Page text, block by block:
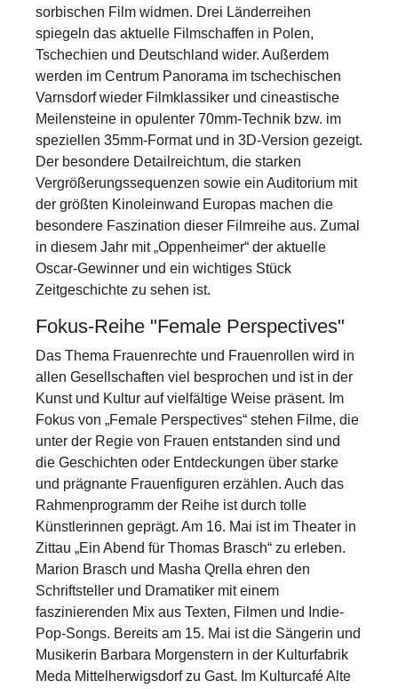
sorbischen Film widmen. Drei Länderreihen
spiegeln das aktuelle Filmschaffen in Polen,
Tschechien und Deutschland wider. Außerdem
werden im Centrum Panorama im tschechischen
Varnsdorf wieder Filmklassiker und cineastische
Meilensteine in opulenter 70mm-Technik bzw. im
speziellen 35mm-Format und in 3D-Version gezeigt.
Der besondere Detailreichtum, die starken
Vergrößerungssequenzen sowie ein Auditorium mit
der größten Kinoleinwand Europas machen die
besondere Faszination dieser Filmreihe aus. Zumal
in diesem Jahr mit „Oppenheimer“ der aktuelle
Oscar-Gewinner und ein wichtiges Stück
Zeitgeschichte zu sehen ist.
Fokus-Reihe "Female Perspectives"
Das Thema Frauenrechte und Frauenrollen wird in
allen Gesellschaften viel besprochen und ist in der
Kunst und Kultur auf vielfältige Weise präsent. Im
Fokus von „Female Perspectives“ stehen Filme, die
unter der Regie von Frauen entstanden sind und
die Geschichten oder Entdeckungen über starke
und prägnante Frauenfiguren erzählen. Auch das
Rahmenprogramm der Reihe ist durch tolle
Künstlerinnen geprägt. Am 16. Mai ist im Theater in
Zittau „Ein Abend für Thomas Brasch“ zu erleben.
Marion Brasch und Masha Qrella ehren den
Schriftsteller und Dramatiker mit einem
faszinierenden Mix aus Texten, Filmen und Indie-
Pop-Songs. Bereits am 15. Mai ist die Sängerin und
Musikerin Barbara Morgenstern in der Kulturfabrik
Meda Mittelherwigsdorf zu Gast. Im Kulturcafé Alte